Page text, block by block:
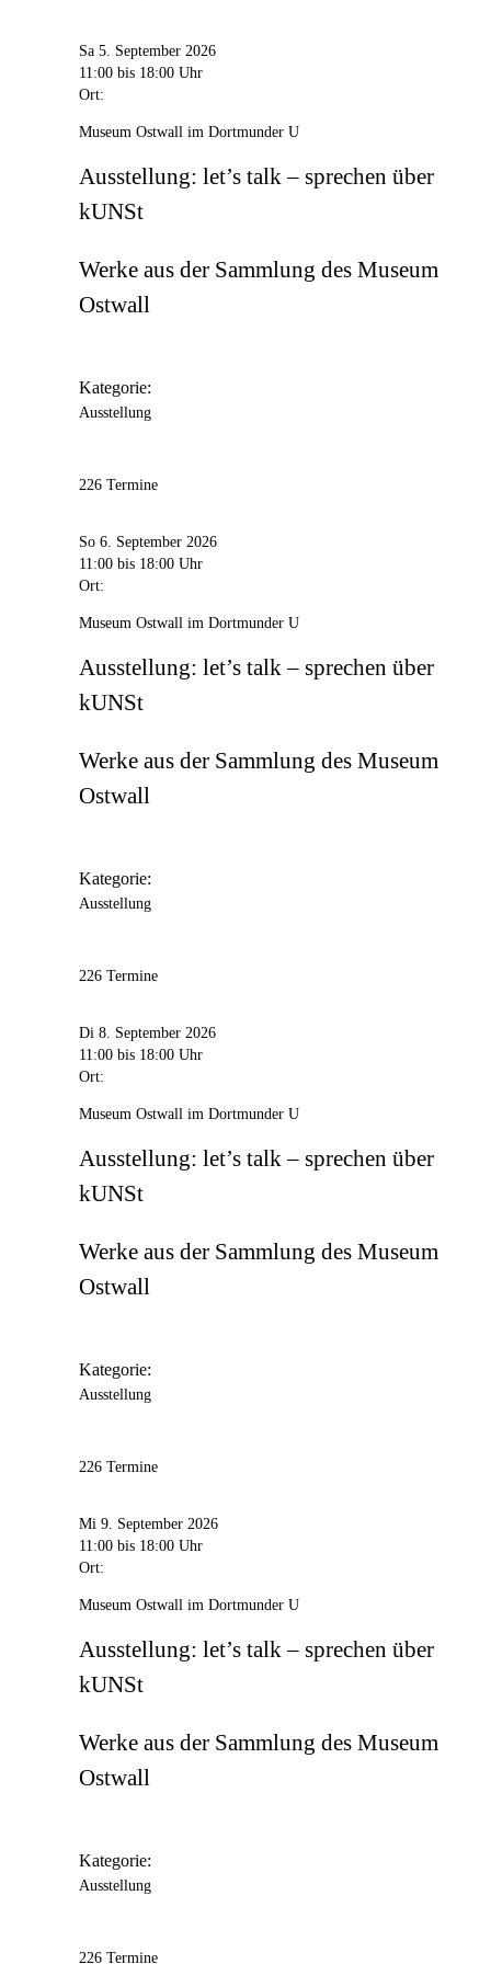
Sa 5. September 2026
11:00 bis 18:00 Uhr
Ort:
Museum Ostwall im Dortmunder U
Ausstellung: let’s talk – sprechen über
kUNSt
Werke aus der Sammlung des Museum
Ostwall
Kategorie:
Ausstellung
226 Termine
So 6. September 2026
11:00 bis 18:00 Uhr
Ort:
Museum Ostwall im Dortmunder U
Ausstellung: let’s talk – sprechen über
kUNSt
Werke aus der Sammlung des Museum
Ostwall
Kategorie:
Ausstellung
226 Termine
Di 8. September 2026
11:00 bis 18:00 Uhr
Ort:
Museum Ostwall im Dortmunder U
Ausstellung: let’s talk – sprechen über
kUNSt
Werke aus der Sammlung des Museum
Ostwall
Kategorie:
Ausstellung
226 Termine
Mi 9. September 2026
11:00 bis 18:00 Uhr
Ort:
Museum Ostwall im Dortmunder U
Ausstellung: let’s talk – sprechen über
kUNSt
Werke aus der Sammlung des Museum
Ostwall
Kategorie:
Ausstellung
226 Termine